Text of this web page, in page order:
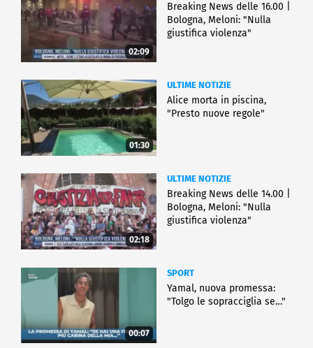
02:09
Breaking News delle 16.00 |
Bologna, Meloni: "Nulla
giustifica violenza"
01:30
ULTIME NOTIZIE
Alice morta in piscina,
"Presto nuove regole"
02:18
ULTIME NOTIZIE
Breaking News delle 14.00 |
Bologna, Meloni: "Nulla
giustifica violenza"
00:07
SPORT
Yamal, nuova promessa:
"Tolgo le sopracciglia se…"